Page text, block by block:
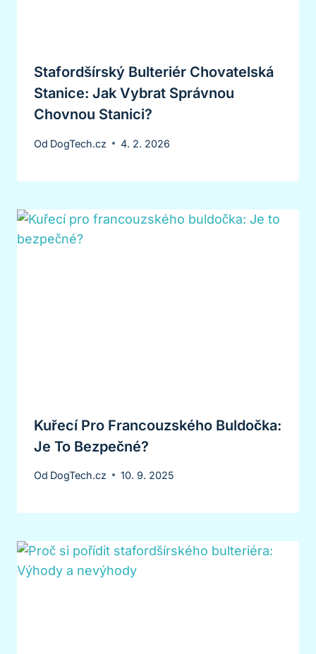
Stafordšírský Bulteriér Chovatelská
Stanice: Jak Vybrat Správnou
Chovnou Stanici?
Od DogTech.cz 4. 2. 2026
Kuřecí Pro Francouzského Buldočka:
Je To Bezpečné?
Od DogTech.cz 10. 9. 2025